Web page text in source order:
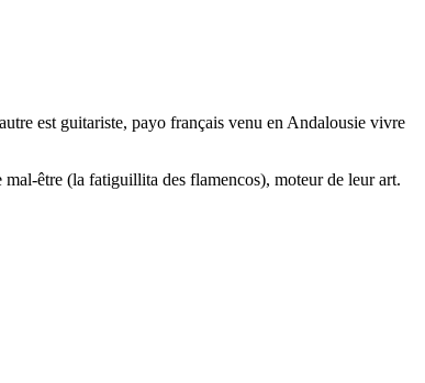
est guitariste, payo français venu en Andalousie vivre
être (la fatiguillita des flamencos), moteur de leur art.